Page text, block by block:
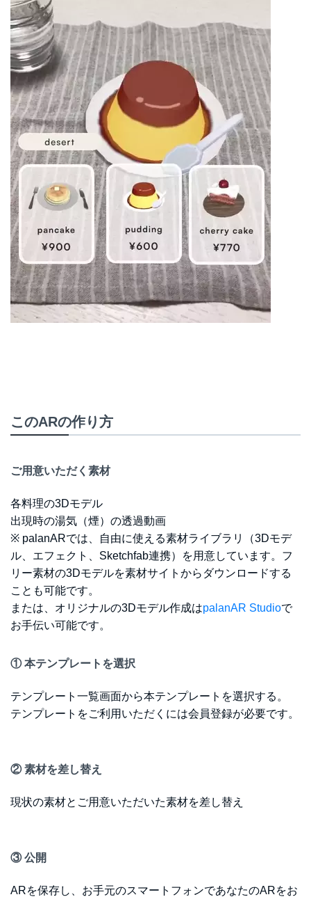
このARの作り方
ご用意いただく素材
各料理の3Dモデル
出現時の湯気（煙）の透過動画
※ palanARでは、自由に使える素材ライブラリ（3Dモデ
ル、エフェクト、Sketchfab連携）を用意しています。フ
リー素材の3Dモデルを素材サイトからダウンロードする
ことも可能です。
または、オリジナルの3Dモデル作成はpalanAR Studioで
お手伝い可能です。
① 本テンプレートを選択
テンプレート一覧画面から本テンプレートを選択する。
テンプレートをご利用いただくには会員登録が必要です。
② 素材を差し替え
現状の素材とご用意いただいた素材を差し替え
③ 公開
ARを保存し、お手元のスマートフォンであなたのARをお